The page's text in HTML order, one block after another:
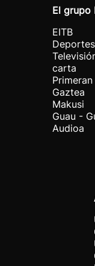
El grupo
EITB
Deportes
carta
Primeran
Gaztea
Makusi
Guau -
Audioa